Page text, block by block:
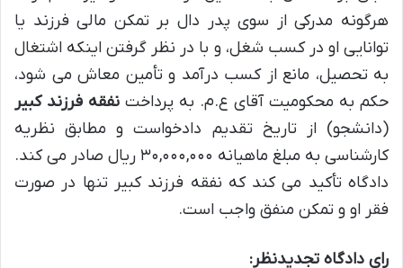
هرگونه مدرکی از سوی پدر دال بر تمکن مالی فرزند یا
توانایی او در کسب شغل، و با در نظر گرفتن اینکه اشتغال
به تحصیل، مانع از کسب درآمد و تأمین معاش می شود،
حکم به محکومیت آقای ع.م. به پرداخت نفقه فرزند کبیر
(دانشجو) از تاریخ تقدیم دادخواست و مطابق نظریه
کارشناسی به مبلغ ماهیانه ۳۰,۰۰۰,۰۰۰ ریال صادر می کند.
دادگاه تأکید می کند که نفقه فرزند کبیر تنها در صورت
فقر او و تمکن منفق واجب است.
رای دادگاه تجدیدنظر: